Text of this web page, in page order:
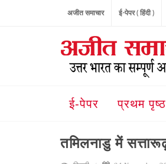
अजीत समाचार ई-पेपर ( हिंदी )
ई-पेपर प्रथम पृष्ठ
तमिलनाडु में